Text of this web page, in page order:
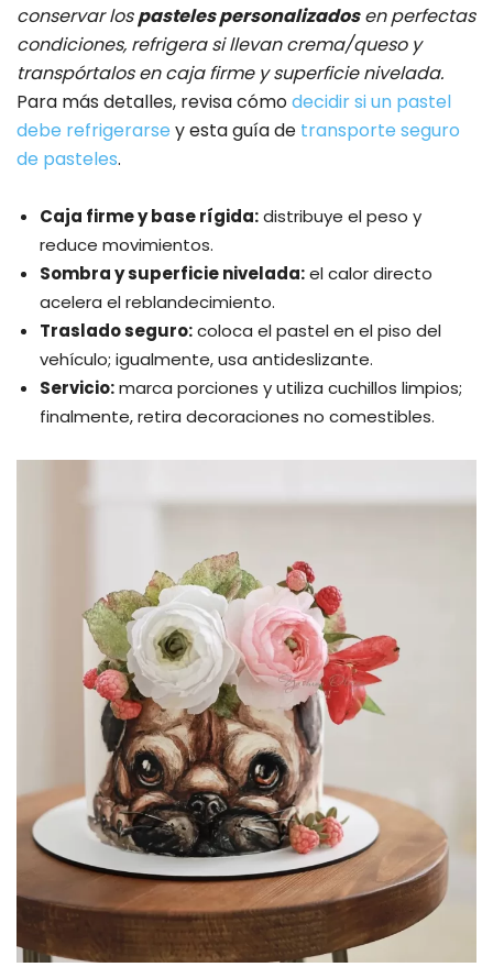
conservar lospasteles personalizadosen perfectas
condiciones, refrigera si llevan crema/queso y
transpórtalos en caja firme y superficie nivelada.
Para más detalles, revisa cómodecidir si un pastel
debe refrigerarse y esta guía de transporte seguro
de pasteles.
Caja firme y base rígida:distribuye el peso y
reduce movimientos.
Sombra y superficie nivelada:el calor directo
acelera el reblandecimiento.
Traslado seguro:coloca el pastel en el piso del
vehículo; igualmente, usa antideslizante.
Servicio:marca porciones y utiliza cuchillos limpios;
finalmente, retira decoraciones no comestibles.